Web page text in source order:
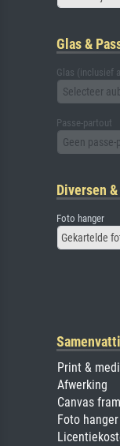
Glas &
Glas (inclusief
Selecteer
Passe-partout
Geen passe-
Diversen
Foto hanger
Gekartelde
Print &
Afwerking
Canvas
Foto hanger